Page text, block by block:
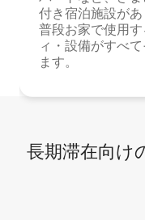
付き宿泊施設が
普段お家で使用
ィ・設備がすべ
ます。
長期滞在向け⁠